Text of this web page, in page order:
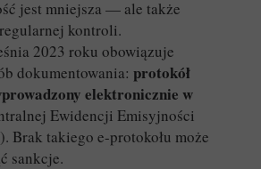
jest mniejsza — ale także
kontroli.
2023 roku obowiązuje
dokumentowania: protokół
elektronicznie w
Ewidencji Emisyjności
Brak takiego e-protokołu może
sankcje.